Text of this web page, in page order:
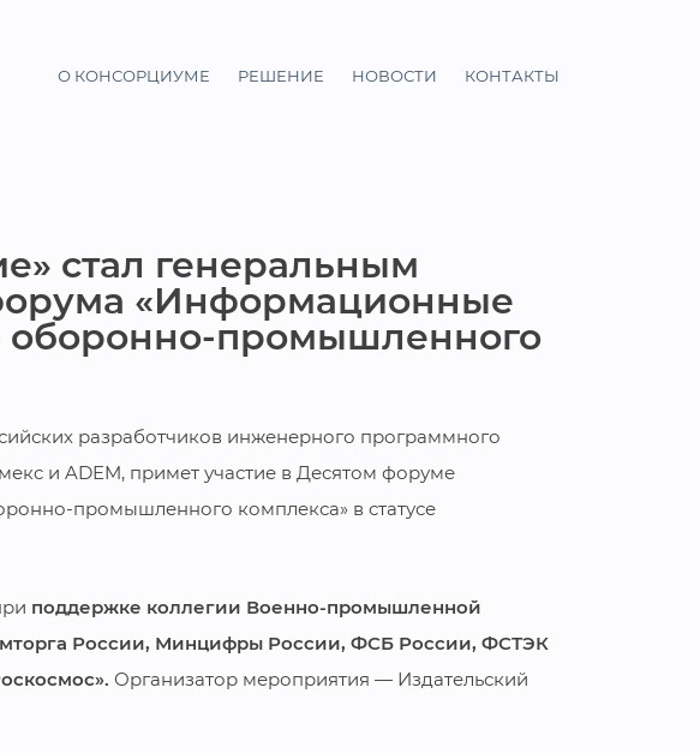
О КОНСОРЦИУМЕ РЕШЕНИЕ НОВОСТИ КОНТАКТЫ
стал генеральным
«Информационные
оборонно-промышленного
разработчиков инженерного программного
и ADEM, примет участие в Десятом форуме
промышленного комплекса» в статусе
поддержке коллегии Военно-промышленной
России, Минцифры России, ФСБ России, ФСТЭК
Организатор мероприятия — Издательский